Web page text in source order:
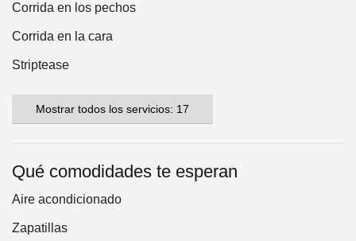
Corrida en los pechos
Corrida en la cara
Striptease
Mostrar todos los servicios: 17
Qué comodidades te esperan
Aire acondicionado
Zapatillas